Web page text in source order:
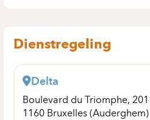
Dienstregeling
Delta
Boulevard du Triomphe, 201
1160 Bruxelles (Auderghem)